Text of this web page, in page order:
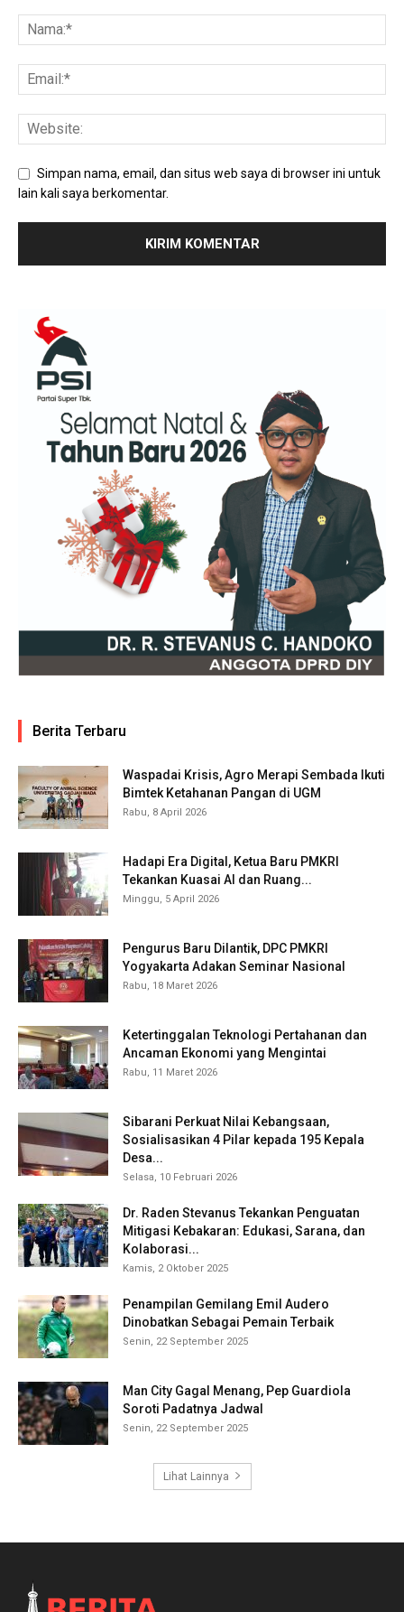
Simpan nama, email, dan situs web saya di browser ini untuk
lain kali saya berkomentar.
Berita Terbaru
Waspadai Krisis, Agro Merapi Sembada Ikuti
Bimtek Ketahanan Pangan di UGM
Rabu, 8 April 2026
Hadapi Era Digital, Ketua Baru PMKRI
Tekankan Kuasai AI dan Ruang...
Minggu, 5 April 2026
Pengurus Baru Dilantik, DPC PMKRI
Yogyakarta Adakan Seminar Nasional
Rabu, 18 Maret 2026
Ketertinggalan Teknologi Pertahanan dan
Ancaman Ekonomi yang Mengintai
Rabu, 11 Maret 2026
Sibarani Perkuat Nilai Kebangsaan,
Sosialisasikan 4 Pilar kepada 195 Kepala
Desa...
Selasa, 10 Februari 2026
Dr. Raden Stevanus Tekankan Penguatan
Mitigasi Kebakaran: Edukasi, Sarana, dan
Kolaborasi...
Kamis, 2 Oktober 2025
Penampilan Gemilang Emil Audero
Dinobatkan Sebagai Pemain Terbaik
Senin, 22 September 2025
Man City Gagal Menang, Pep Guardiola
Soroti Padatnya Jadwal
Senin, 22 September 2025
Lihat Lainnya